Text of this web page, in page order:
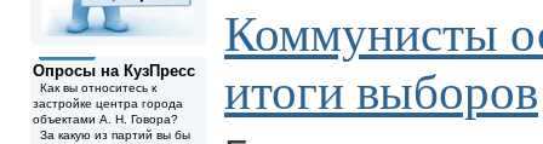
Опросы на КузПресс
Как вы относитесь к
застройке центра города
объектами А. Н. Говора?
За какую из партий вы бы
Коммунисты
итоги выборов